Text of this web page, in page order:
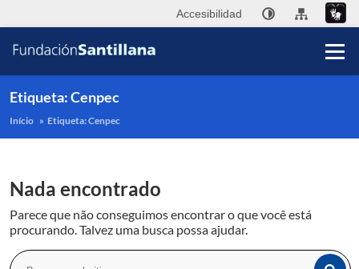
Accesibilidad
Etiqueta:Cenpec
Início » Etiqueta:Cenpec
Nada encontrado
Parece que não conseguimos encontrar o que você está
procurando. Talvez uma busca possa ajudar.